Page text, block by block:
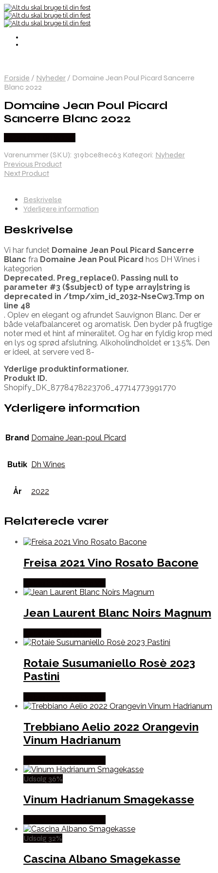
Forside / Nyheder / Domaine Jean Poul Picard Sancerre
Blanc 2022
Domaine Jean Poul Picard
Sancerre Blanc 2022
Varenummer (SKU): 319bce81ec63 Kategori: Nyheder
Previous Product
Next Product
Beskrivelse
Yderligere information
Beskrivelse
Vi har fundet Domaine Jean Poul Picard Sancerre
Blanc fra Domaine Jean Poul Picard hos DH Wines i
kategorien
Deprecated. Preg_replace(). Passing null to
parameter #3 ($subject) of type array|string is
deprecated in /tmp/xim_id_2032-NseCw3.Tmp on
line 48
. Oplev en elegant og afrundet Sauvignon Blanc. Der er
både velafbalanceret og aromatisk. Den byder på frugtige
noter med et hint af mineralitet. Og har en fyldig krop med
en lys og sprød afslutning. Alkoholindholdet er 13.5%. Den
er ideel, at servere ved 8-
Yderlige produktinformationer.
Produkt ID.
Shopify_DK_8778478223706_47714773991770
Yderligere information
Brand Domaine Jean-poul Picard
Butik Dh Wines
År 2022
Relaterede varer
Freisa 2021 Vino Rosato Bacone
Jean Laurent Blanc Noirs Magnum
Rotaie Susumaniello Rosè 2023
Pastini
Trebbiano Aelio 2022 Orangevin
Vinum Hadrianum
Udsalg 36%
Vinum Hadrianum Smagekasse
Udsalg 32%
Cascina Albano Smagekasse